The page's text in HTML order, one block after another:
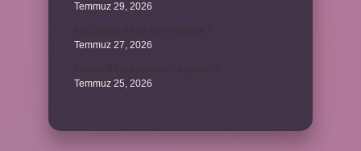
Temmuz 29, 2026
Temmuz 27, 2026
Temmuz 25, 2026